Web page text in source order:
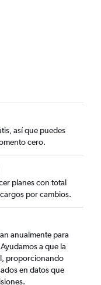
así que puedes
cero.
planes con total
por cambios.
anualmente para
a que la
proporcionando
en datos que